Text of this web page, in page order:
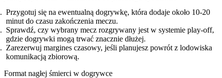
Przygotuj się na ewentualną dogrywkę, która dodaje około 10-20
minut do czasu zakończenia meczu.
Sprawdź, czy wybrany mecz rozgrywany jest w systemie play-off,
gdzie dogrywki mogą trwać znacznie dłużej.
Zarezerwuj margines czasowy, jeśli planujesz powrót z lodowiska
komunikacją zbiorową.
Format nagłej śmierci w dogrywce